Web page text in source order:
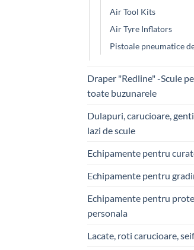
Air Tool Kits
Air Tyre Inflators
Pistoale pneumatice
Draper "Redline" -Scule
toate buzunarele
Dulapuri, carucioare,
lazi de scule
Echipamente pentru
Echipamente pentru
Echipamente pentru
personala
Lacate, roti carucioare,